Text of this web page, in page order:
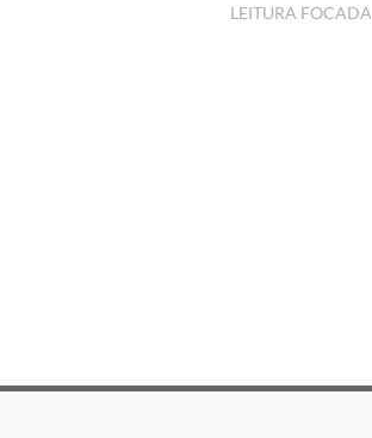
LEITURA FOCADA